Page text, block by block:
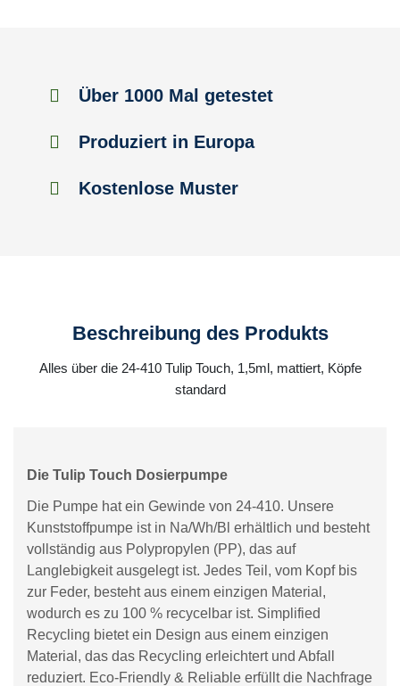
Über 1000 Mal getestet
Produziert in Europa
Kostenlose Muster
Beschreibung des Produkts
Alles über die 24-410 Tulip Touch, 1,5ml, mattiert, Köpfe
standard
Die Tulip Touch Dosierpumpe
Die Pumpe hat ein Gewinde von 24-410. Unsere
Kunststoffpumpe ist in Na/Wh/Bl erhältlich und besteht
vollständig aus Polypropylen (PP), das auf
Langlebigkeit ausgelegt ist. Jedes Teil, vom Kopf bis
zur Feder, besteht aus einem einzigen Material,
wodurch es zu 100 % recycelbar ist. Simplified
Recycling bietet ein Design aus einem einzigen
Material, das das Recycling erleichtert und Abfall
reduziert. Eco-Friendly & Reliable erfüllt die Nachfrage